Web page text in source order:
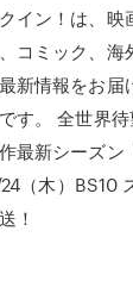
イン！は、
コミック、海
新情報をお届
す。 全世界
最新シーズン
（木）BS10
！